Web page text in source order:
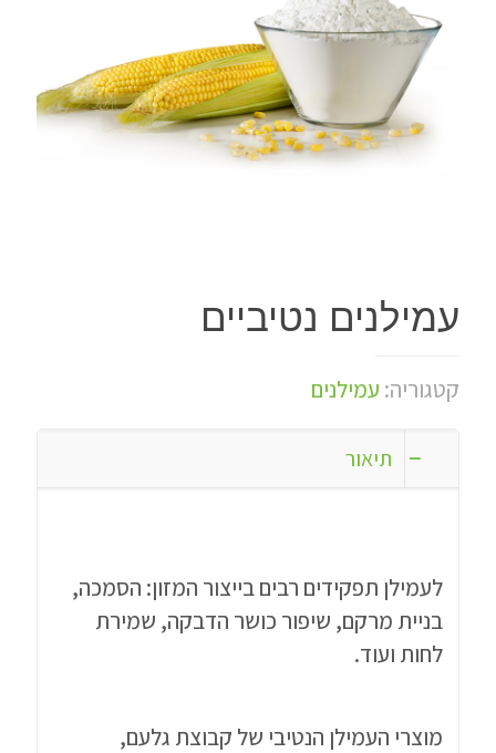
עמילנים נטיביים
קטגוריה: עמילנים
תיאור
לעמילן תפקידים רבים בייצור המזון: הסמכה,
בניית מרקם, שיפור כושר הדבקה, שמירת
לחות ועוד.
מוצרי העמילן הנטיבי של קבוצת גלעם,